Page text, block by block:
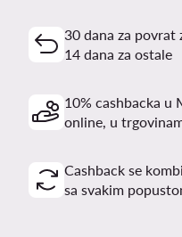
30 dana za povrat
14 dana za ostale
10% cashbacka u
online, u
Cashback se
sa svakim